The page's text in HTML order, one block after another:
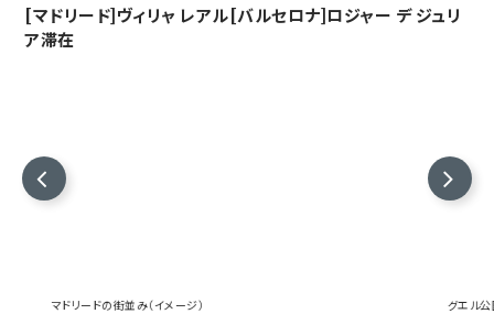
[マドリード]ヴィリャ レアル[バルセロナ]ロジャー デ ジュリ
ア滞在
マドリードの街並み（イメージ）
グエル公